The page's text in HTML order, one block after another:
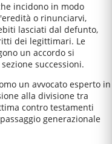
incidono in modo
o rinunciarvi,
lasciati dal defunto,
dei legittimari. Le
un accordo si
successioni.
un avvocato esperto in
alla divisione tra
contro testamenti
generazionale